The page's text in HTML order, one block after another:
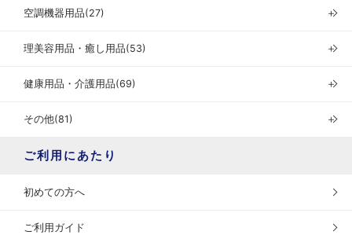
空調機器用品(27) ＋
理美容用品・癒し用品(53) ＋
健康用品・介護用品(69) ＋
その他(81) ＋
ご利用にあたり
初めての方へ
ご利用ガイド